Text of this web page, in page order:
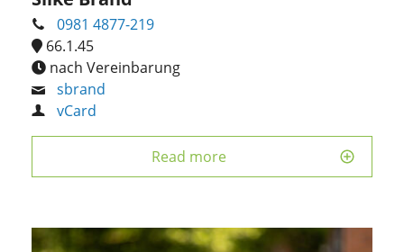
0981 4877-219
66.1.45
nach Vereinbarung
sbrand
vCard
Read more